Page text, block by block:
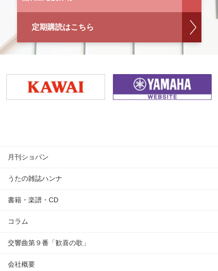
定期購読はこちら
月刊ショパン
うたの雑誌ハンナ
書籍・楽譜・CD
コラム
交響曲第９番「歓喜の歌」
会社概要